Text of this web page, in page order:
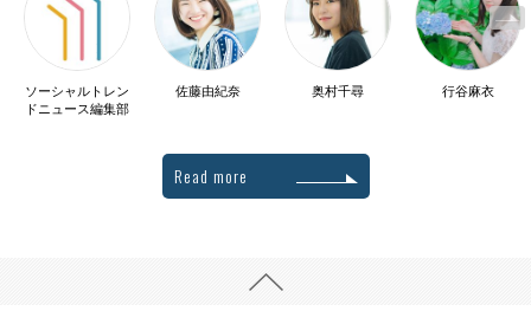
ソーシャルトレン
ドニュース編集部
佐藤由紀奈 奥村千尋 行谷麻衣
Read more